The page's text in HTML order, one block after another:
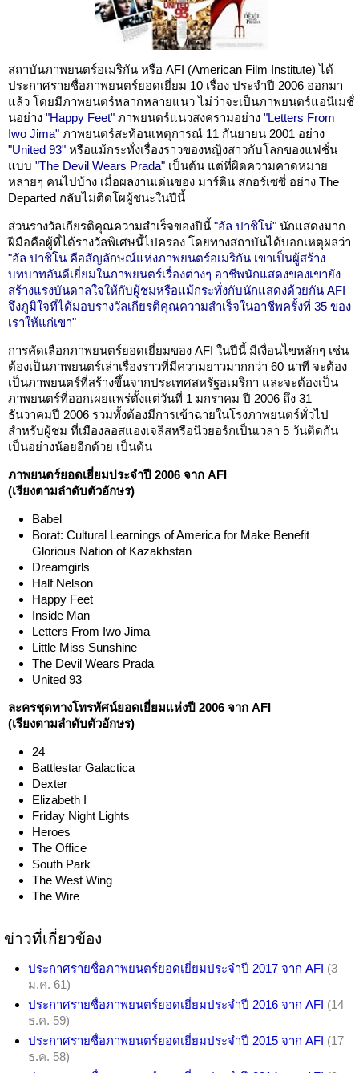
สถาบันภาพยนตร์อเมริกัน หรือ AFI (American Film Institute) ได้
ประกาศรายชื่อภาพยนตร์ยอดเยี่ยม 10 เรื่อง ประจำปี 2006 ออกมา
แล้ว โดยมีภาพยนตร์หลากหลายแนว ไม่ว่าจะเป็นภาพยนตร์แอนิเมชั่
นอย่าง "Happy Feet" ภาพยนตร์แนวสงครามอย่าง "Letters From
Iwo Jima" ภาพยนตร์สะท้อนเหตุการณ์ 11 กันยายน 2001 อย่าง
"United 93" หรือแม้กระทั่งเรื่องราวของหญิงสาวกับโลกของแฟชั่น
แบบ "The Devil Wears Prada" เป็นต้น แต่ที่ผิดความคาดหมาย
หลายๆ คนไปบ้าง เมื่อผลงานเด่นของ มาร์ติน สกอร์เซซี่ อย่าง The
Departed กลับไม่ติดโผผู้ชนะในปีนี้
ส่วนรางวัลเกียรติคุณความสำเร็จของปีนี้ "อัล ปาชิโน่" นักแสดงมาก
ฝีมือคือผู้ที่ได้รางวัลพิเศษนี้ไปครอง โดยทางสถาบันได้บอกเหตุผลว่า
"อัล ปาชิโน คือสัญลักษณ์แห่งภาพยนตร์อเมริกัน เขาเป็นผู้สร้าง
บทบาทอันดีเยี่ยมในภาพยนตร์เรื่องต่างๆ อาชีพนักแสดงของเขายัง
สร้างแรงบันดาลใจให้กับผู้ชมหรือแม้กระทั่งกับนักแสดงด้วยกัน AFI
จึงภูมิใจที่ได้มอบรางวัลเกียรติคุณความสำเร็จในอาชีพครั้งที่ 35 ของ
เราให้แก่เขา"
การคัดเลือกภาพยนตร์ยอดเยี่ยมของ AFI ในปีนี้ มีเงื่อนไขหลักๆ เช่น
ต้องเป็นภาพยนตร์เล่าเรื่องราวที่มีความยาวมากกว่า 60 นาที จะต้อง
เป็นภาพยนตร์ที่สร้างขึ้นจากประเทศสหรัฐอเมริกา และจะต้องเป็น
ภาพยนตร์ที่ออกเผยแพร่ตั้งแต่วันที่ 1 มกราคม ปี 2006 ถึง 31
ธันวาคมปี 2006 รวมทั้งต้องมีการเข้าฉายในโรงภาพยนตร์ทั่วไป
สำหรับผู้ชม ที่เมืองลอสแองเจลิสหรือนิวยอร์กเป็นเวลา 5 วันติดกัน
เป็นอย่างน้อยอีกด้วย เป็นต้น
ภาพยนตร์ยอดเยี่ยมประจำปี 2006 จาก AFI
(เรียงตามลำดับตัวอักษร)
Babel
Borat: Cultural Learnings of America for Make Benefit
Glorious Nation of Kazakhstan
Dreamgirls
Half Nelson
Happy Feet
Inside Man
Letters From Iwo Jima
Little Miss Sunshine
The Devil Wears Prada
United 93
ละครชุดทางโทรทัศน์ยอดเยี่ยมแห่งปี 2006 จาก AFI
(เรียงตามลำดับตัวอักษร)
24
Battlestar Galactica
Dexter
Elizabeth I
Friday Night Lights
Heroes
The Office
South Park
The West Wing
The Wire
ข่าวที่เกี่ยวข้อง
ประกาศรายชื่อภาพยนตร์ยอดเยี่ยมประจำปี 2017 จาก AFI (3
ม.ค. 61)
ประกาศรายชื่อภาพยนตร์ยอดเยี่ยมประจำปี 2016 จาก AFI (14
ธ.ค. 59)
ประกาศรายชื่อภาพยนตร์ยอดเยี่ยมประจำปี 2015 จาก AFI (17
ธ.ค. 58)